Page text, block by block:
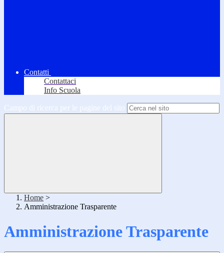
Contatti
Contattaci
Info Scuola
Campo di ricerca per le pagine del sito
Home >
Amministrazione Trasparente
Amministrazione Trasparente